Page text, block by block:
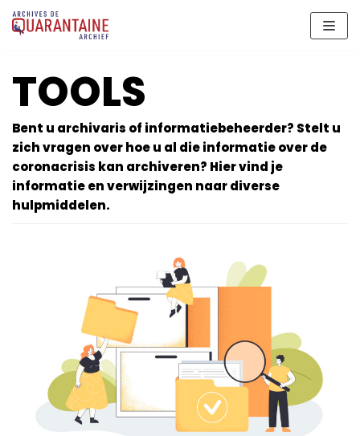
Meteen
naar
inhoud
TOOLS
Bent u archivaris of informatiebeheerder? Stelt u
zich vragen over hoe u al die informatie over de
coronacrisis kan archiveren? Hier vind je
informatie en verwijzingen naar diverse
hulpmiddelen.